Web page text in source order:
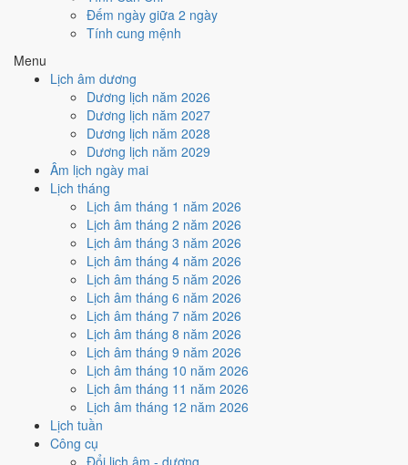
Đếm ngày giữa 2 ngày
Tính cung mệnh
Menu
Lịch âm dương
Dương lịch năm 2026
Dương lịch năm 2027
Dương lịch năm 2028
Dương lịch năm 2029
Âm lịch ngày mai
Lịch tháng
Lịch âm tháng 1 năm 2026
Lịch âm tháng 2 năm 2026
Lịch âm tháng 3 năm 2026
Lịch âm tháng 4 năm 2026
Lịch âm tháng 5 năm 2026
Lịch âm tháng 6 năm 2026
Lịch âm tháng 7 năm 2026
Lịch âm tháng 8 năm 2026
Lịch âm tháng 9 năm 2026
Lịch âm tháng 10 năm 2026
Lịch âm tháng 11 năm 2026
Lịch âm tháng 12 năm 2026
Lịch tuần
Công cụ
Đổi lịch âm - dương
Rất tốt
Ký hợp đồng - giao ước hôm nay ở
Trực Thâu và Ngày Hoàng Đạo
Cách tính ngày tốt
🏗️
Động thổ - khởi công
Rất tốt
Động thổ - khởi công hôm nay ở
Sao Thất và Ngày Hoàng Đạo
Cách tính ngày tốt
🏡 Nhập trạch - vào nhà mới
Tốt
Nhập trạch - vào nhà mới hôm nay ở
Ngày Hoàng Đạo.
Cách tính ngày tốt
Mua xe - tậu xe
Tốt
Mua xe - tậu xe hôm nay ởmức tốt (6/10)
Hoàng Đạo.
Cách tính ngày tốt
Xuất hành - đi xa
Trung bình
Xuất hành - đi xa hôm nay ở
Ngày Hoàng Đạo